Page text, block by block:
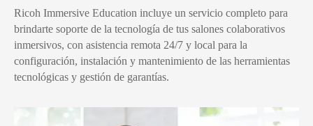
Ricoh Immersive Education incluye un servicio completo para
brindarte soporte de la tecnología de tus salones colaborativos
inmersivos, con asistencia remota 24/7 y local para la
configuración, instalación y mantenimiento de las herramientas
tecnológicas y gestión de garantías.